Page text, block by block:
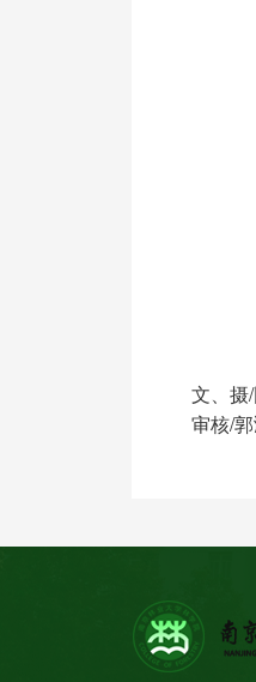
文、摄
审核/